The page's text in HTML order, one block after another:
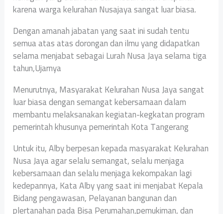
karena warga kelurahan Nusajaya sangat luar biasa.
Dengan amanah jabatan yang saat ini sudah tentu
semua atas atas dorongan dan ilmu yang didapatkan
selama menjabat sebagai Lurah Nusa Jaya selama tiga
tahun,Ujarnya
Menurutnya, Masyarakat Kelurahan Nusa Jaya sangat
luar biasa dengan semangat kebersamaan dalam
membantu melaksanakan kegiatan-kegkatan program
pemerintah khusunya pemerintah Kota Tangerang
Untuk itu, Alby berpesan kepada masyarakat Kelurahan
Nusa Jaya agar selalu semangat, selalu menjaga
kebersamaan dan selalu menjaga kekompakan lagi
kedepannya, Kata Alby yang saat ini menjabat Kepala
Bidang pengawasan, Pelayanan bangunan dan
plertanahan pada Bisa Perumahan,pemukiman, dan